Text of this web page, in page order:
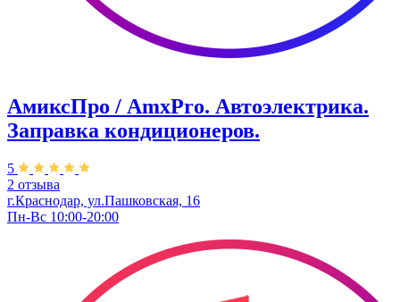
АмиксПро / AmxPro. Автоэлектрика.
Заправка кондиционеров.
5
2 отзыва
г.Краснодар, ул.Пашковская, 16
Пн-Вс 10:00-20:00